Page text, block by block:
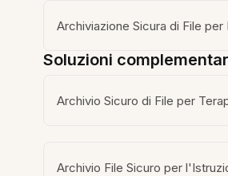
Archiviazione Sicura di File per
Soluzioni
Archivio Sicuro di File per
Archivio File Sicuro per